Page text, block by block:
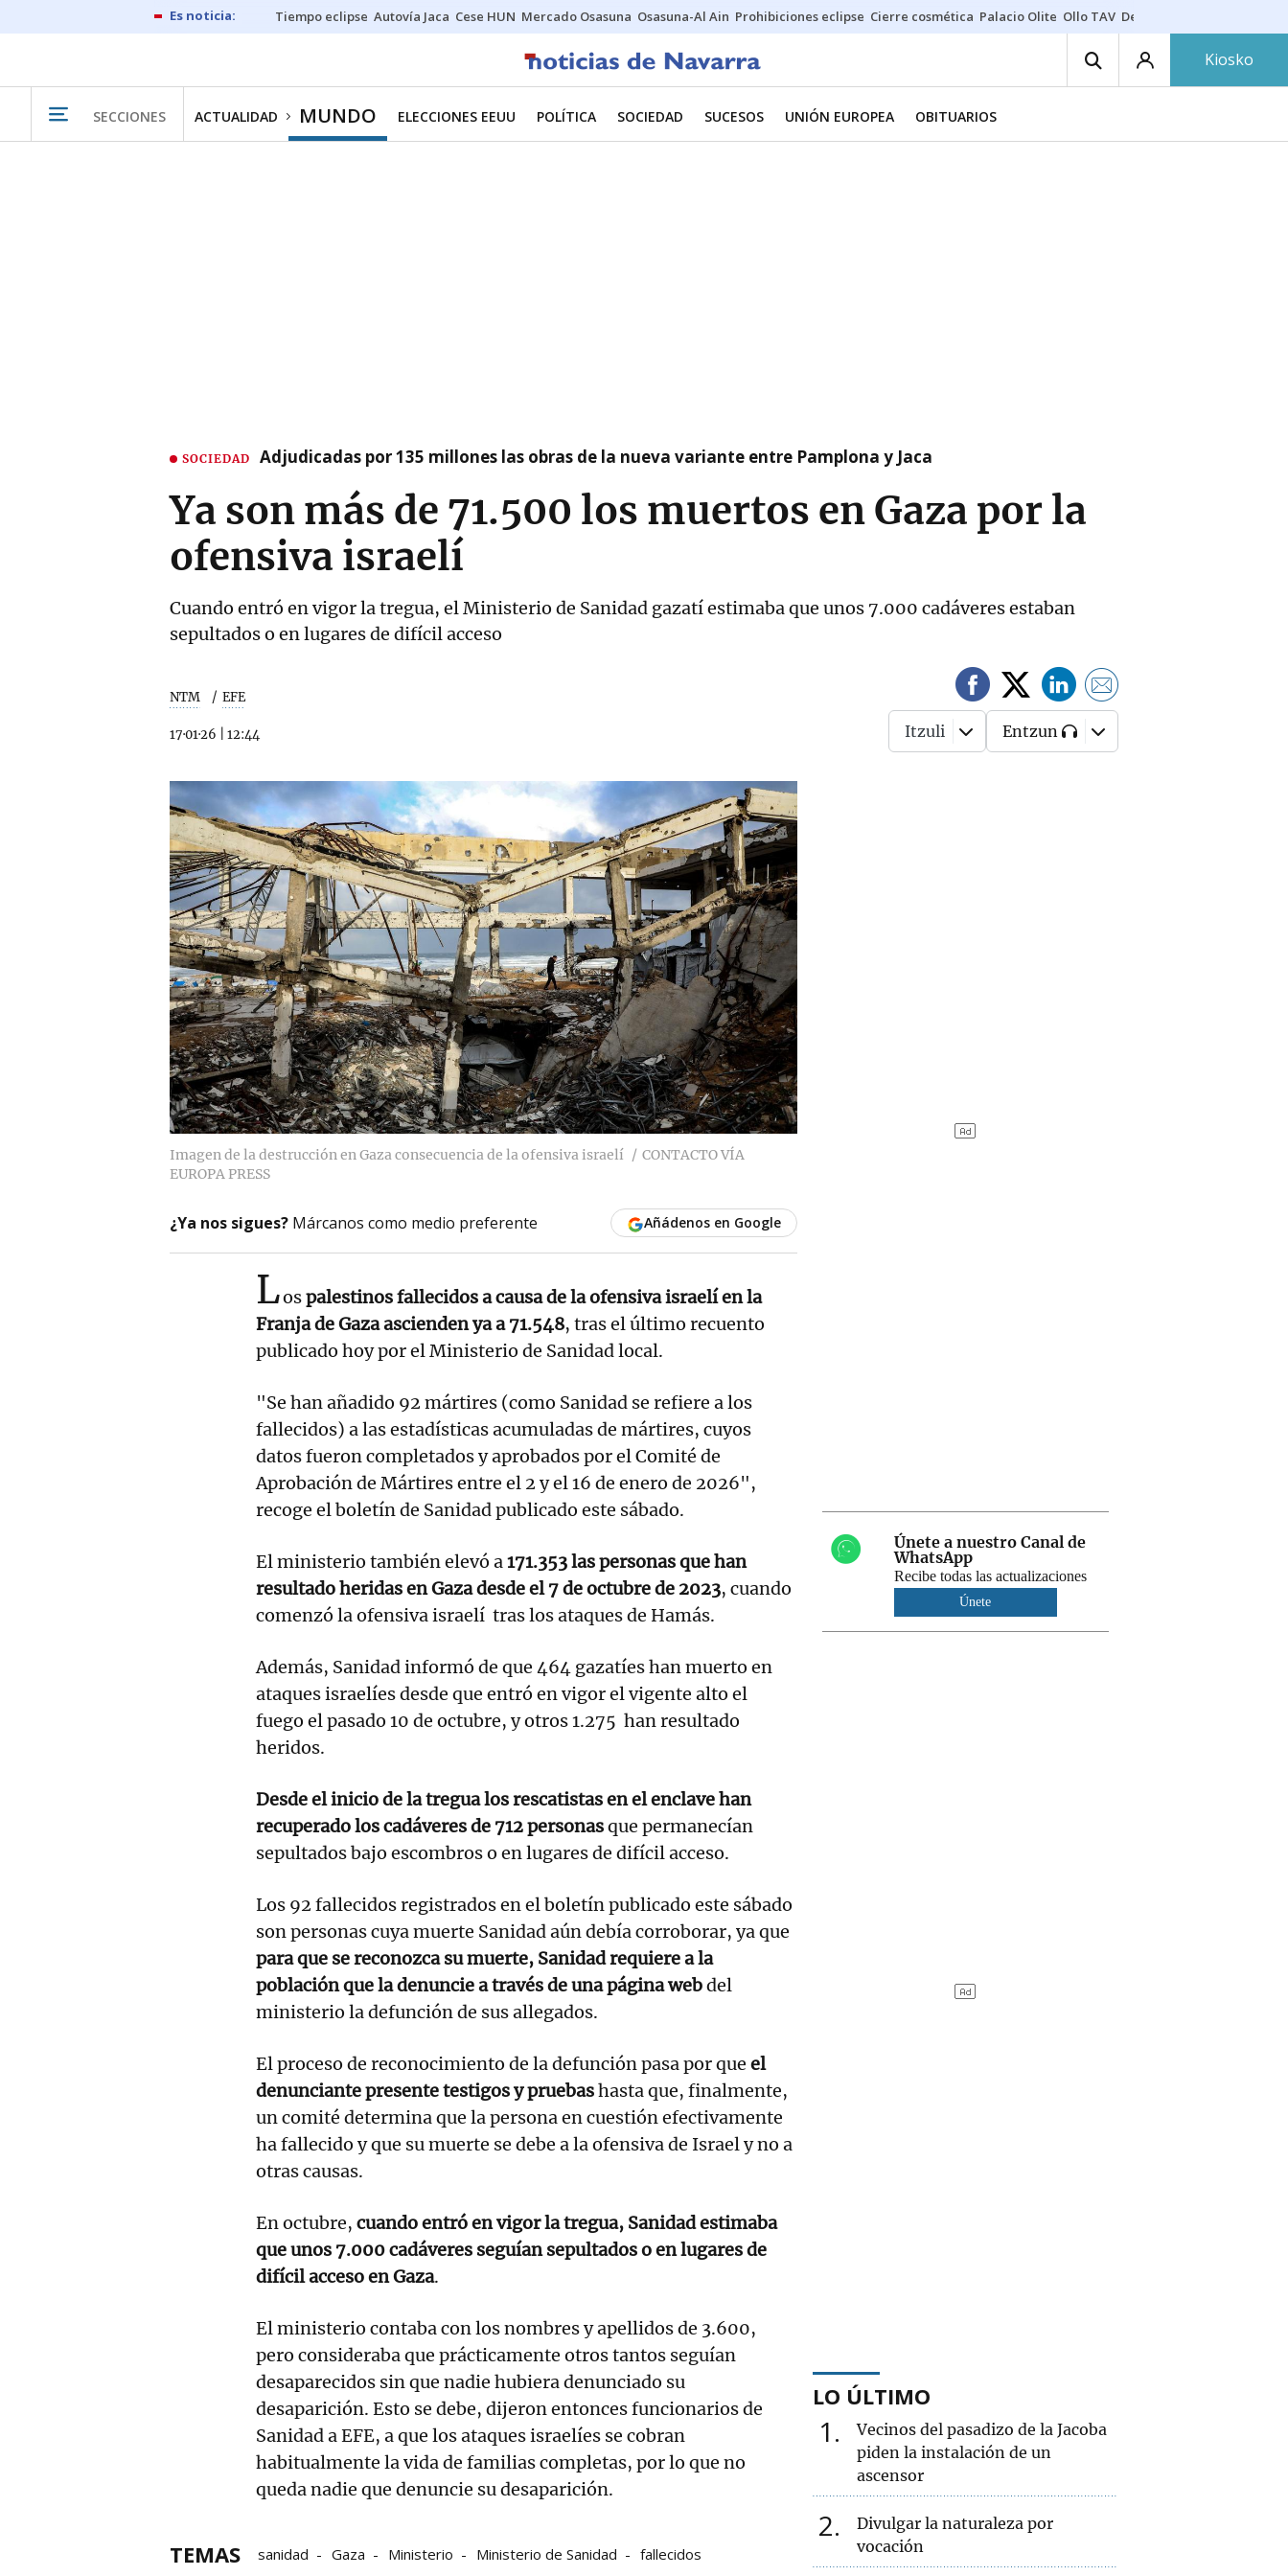
Tiempo eclipse Autovía Jaca Cese HUN Mercado Osasuna Osasuna-Al Ain Prohibiciones eclipse Cierre cosmética Palacio Olite Ollo TAV Derrama vecinos
Kiosko
SECCIONES ACTUALIDAD MUNDO ELECCIONES EEUU POLÍTICA SOCIEDAD SUCESOS UNIÓN EUROPEA OBITUARIOS
SOCIEDAD Adjudicadas por 135 millones las obras de la nueva variante entre Pamplona y Jaca
Ya son más de 71.500 los muertos en Gaza por la
ofensiva israelí
Cuando entró en vigor la tregua, el Ministerio de Sanidad gazatí estimaba que unos 7.000 cadáveres estaban
sepultados o en lugares de difícil acceso
NTM EFE
17·01·26 12:44 Itzuli Entzun
Imagen de la destrucción en Gaza consecuencia de la ofensiva israelí
CONTACTO VÍA
EUROPA PRESS
¿Ya nos sigues? Márcanos como medio preferente Añádenos en Google
Lospalestinos fallecidos a causa de la ofensiva israelí en la
Franja de Gaza ascienden ya a 71.548, tras el último recuento
publicado hoy por el Ministerio de Sanidad local.
"Se han añadido 92 mártires (como Sanidad se refiere a los
fallecidos) a las estadísticas acumuladas de mártires, cuyos
datos fueron completados y aprobados por el Comité de
Aprobación de Mártires entre el 2 y el 16 de enero de 2026",
recoge el boletín de Sanidad publicado este sábado.
El ministerio también elevó a171.353 las personas que han
resultado heridas en Gaza desde el 7 de octubre de 2023, cuando
comenzó la ofensiva israelí tras los ataques de Hamás.
Además, Sanidad informó de que 464 gazatíes han muerto en
ataques israelíes desde que entró en vigor el vigente alto el
fuego el pasado 10 de octubre, y otros 1.275 han resultado
heridos.
Desde el inicio de la tregua los rescatistas en el enclave han
recuperado los cadáveres de 712 personasque permanecían
sepultados bajo escombros o en lugares de difícil acceso.
Los 92 fallecidos registrados en el boletín publicado este sábado
son personas cuya muerte Sanidad aún debía corroborar, ya que
para que se reconozca su muerte, Sanidad requiere a la
población que la denuncie a través de una página webdel
ministerio la defunción de sus allegados.
El proceso de reconocimiento de la defunción pasa por que el
denunciante presente testigos y pruebashasta que, finalmente,
un comité determina que la persona en cuestión efectivamente
ha fallecido y que su muerte se debe a la ofensiva de Israel y no a
otras causas.
En octubre, cuando entró en vigor la tregua, Sanidad estimaba
que unos 7.000 cadáveres seguían sepultados o en lugares de
difícil acceso en Gaza.
El ministerio contaba con los nombres y apellidos de 3.600,
pero consideraba que prácticamente otros tantos seguían
desaparecidos sin que nadie hubiera denunciado su
desaparición. Esto se debe, dijeron entonces funcionarios de
Sanidad a EFE, a que los ataques israelíes se cobran
habitualmente la vida de familias completas, por lo que no
queda nadie que denuncie su desaparición.
TEMAS sanidad Gaza Ministerio Ministerio de Sanidad fallecidos
Únete a nuestro Canal de
WhatsApp
Recibe todas las actualizaciones
Únete
LO ÚLTIMO
1
Vecinos del pasadizo de la Jacoba
piden la instalación de un
ascensor
2
Divulgar la naturaleza por
vocación